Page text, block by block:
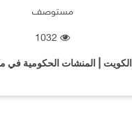
مستوصف
الكويت | المنشات الحكومية في